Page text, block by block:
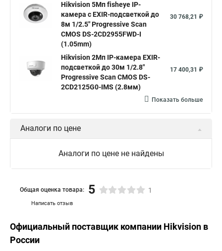
Hikvision порты
Hikvision 5Мп fisheye IP-
камера c EXIR-подсветкой до
8м 1/2.5" Progressive Scan
CMOS DS-2CD2955FWD-I
(1.05mm)
30 768,21 ₽
Hikvision 2Мп IP-камера EXIR-
подсветкой до 30м 1/2.8"
Progressive Scan CMOS DS-
2CD2125G0-IMS (2.8мм)
17 400,31 ₽
Показать больше
Аналоги по цене
Аналоги по цене не найдены
Написать отзыв
Общая оценка товара: 5 1
Официальный поставщик компании Hikvision в
России